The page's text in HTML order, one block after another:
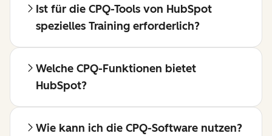
Ist für die CPQ-Tools von HubSpot
spezielles Training erforderlich?
Welche CPQ-Funktionen bietet
HubSpot?
Wie kann ich die CPQ-Software nutzen?